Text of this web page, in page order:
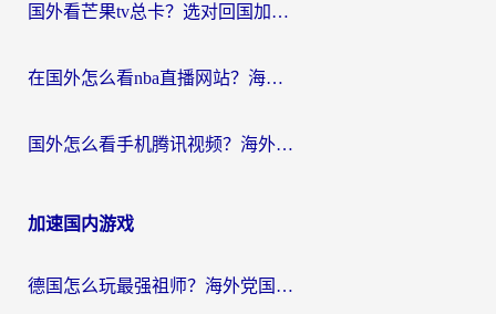
国外看芒果tv总卡？选对回国加速器，轻松追《浪姐》不费劲
在国外怎么看nba直播网站？海外党专属体育观赛指南，告别地区限制！
国外怎么看手机腾讯视频？海外党亲测有效的追剧加速器选择指南
加速国内游戏
德国怎么玩最强祖师？海外党国服游戏加速器选择全攻略（附宝可梦Online实测）